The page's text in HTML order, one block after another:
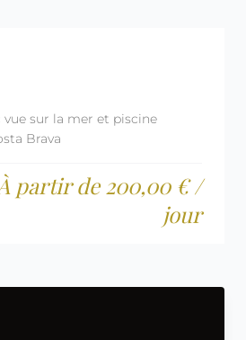
vue sur la mer et piscine
Brava
partir de 200,00 € /
jour